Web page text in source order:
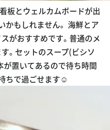
かもしれません。 海鮮とア
がおすすめです。普通のメ
。セットのスープ(ビシソ
置いてあるので待ち時間
ちで過ごせます☺️